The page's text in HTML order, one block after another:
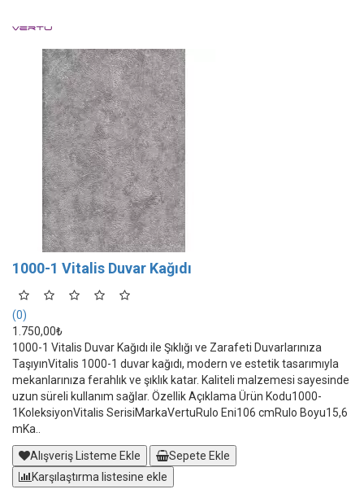
1000-1 Vitalis Duvar Kağıdı
(0)
1.750,00₺
1000-1 Vitalis Duvar Kağıdı ile Şıklığı ve Zarafeti Duvarlarınıza
TaşıyınVitalis 1000-1 duvar kağıdı, modern ve estetik tasarımıyla
mekanlarınıza ferahlık ve şıklık katar. Kaliteli malzemesi sayesinde
uzun süreli kullanım sağlar. Özellik Açıklama Ürün Kodu1000-
1KoleksiyonVitalis SerisiMarkaVertuRulo Eni106 cmRulo Boyu15,6
mKa..
Alışveriş Listeme Ekle
Sepete Ekle
Karşılaştırma listesine ekle